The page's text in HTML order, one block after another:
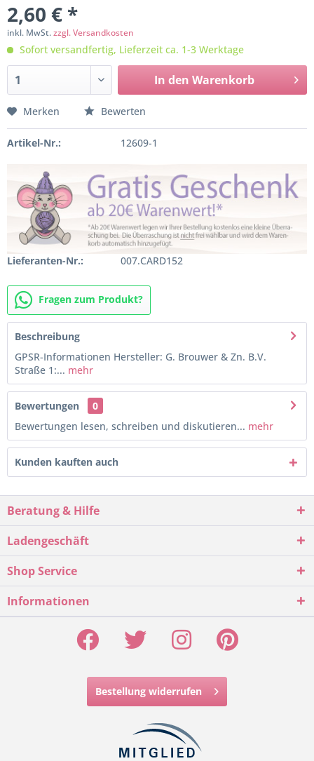
2,60 € *
inkl. MwSt.zzgl. Versandkosten
Sofort versandfertig, Lieferzeit ca. 1-3 Werktage
In den Warenkorb
Merken Bewerten
Artikel-Nr.: 12609-1
Lieferanten-Nr.: 007.CARD152
Fragen zum Produkt?
Beschreibung
GPSR-Informationen Hersteller: G. Brouwer & Zn. B.V.
Straße 1:... mehr
Bewertungen
0
Bewertungen lesen, schreiben und diskutieren... mehr
Kunden kauften auch
Beratung & Hilfe
Ladengeschäft
Shop Service
Informationen
Bestellung widerrufen